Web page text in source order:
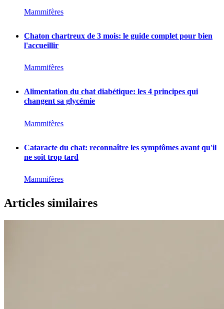
Mammifères
Chaton chartreux de 3 mois: le guide complet pour bien
l'accueillir
Mammifères
Alimentation du chat diabétique: les 4 principes qui
changent sa glycémie
Mammifères
Cataracte du chat: reconnaître les symptômes avant qu'il
ne soit trop tard
Mammifères
Articles similaires